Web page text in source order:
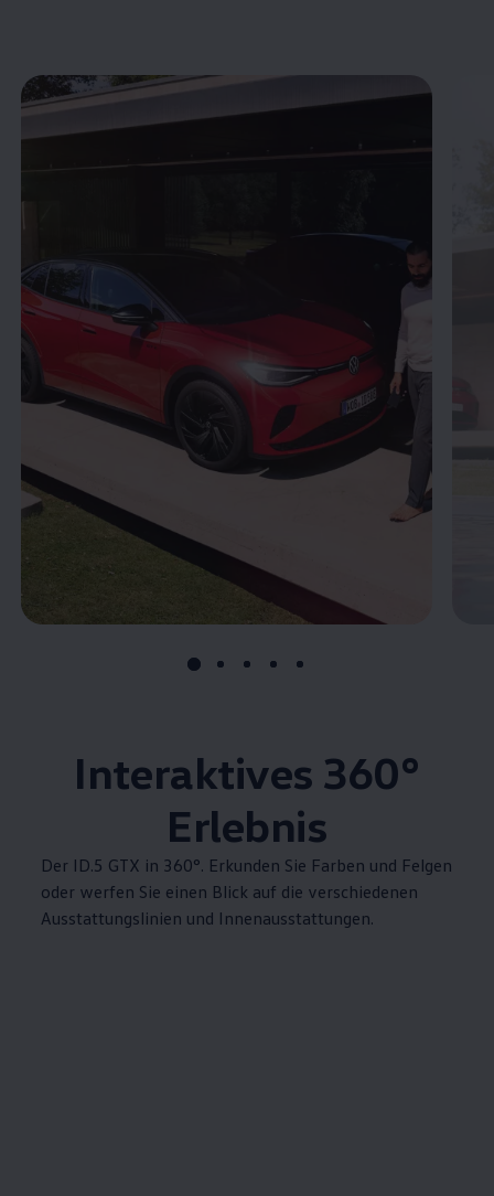
Enable fullscreen mode
Interaktives 360°
Erlebnis
Der ID.5 GTX in 360°. Erkunden Sie Farben und Felgen
oder werfen Sie einen Blick auf die verschiedenen
Ausstattungslinien und Innenausstattungen.